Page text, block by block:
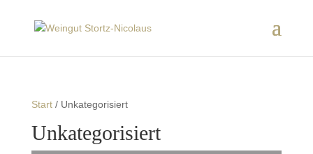
Start/ Unkategorisiert
Unkategorisiert